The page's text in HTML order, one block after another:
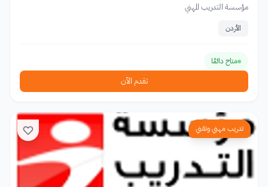
مؤسسة التدريب المهني
الأردن
متاح دائمًا
تقدم الآن
تدريب مهني وتقني